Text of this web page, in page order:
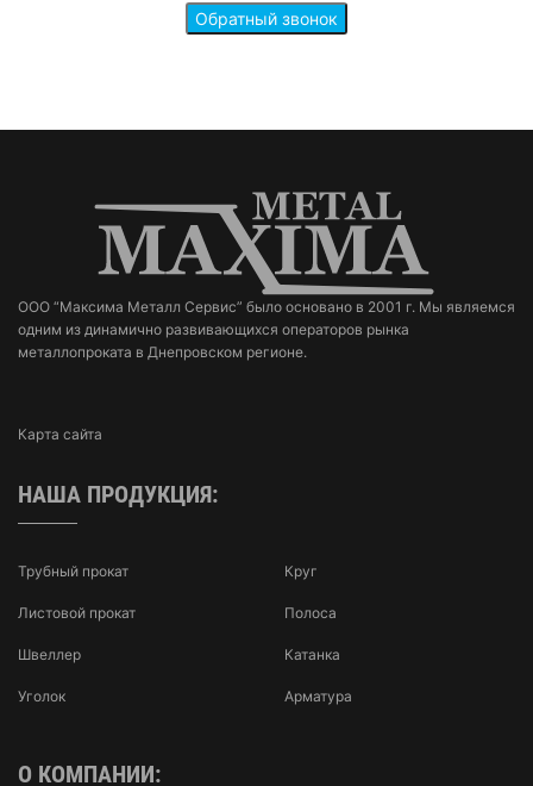
ООО “Максима Металл Сервис” было основано в 2001 г. Мы являемся
одним из динамично развивающихся операторов рынка
металлопроката в Днепровском регионе.
Карта сайта
НАША ПРОДУКЦИЯ:
Трубный прокат
Листовой прокат
Швеллер
Уголок
Круг
Полоса
Катанка
Арматура
О КОМПАНИИ: